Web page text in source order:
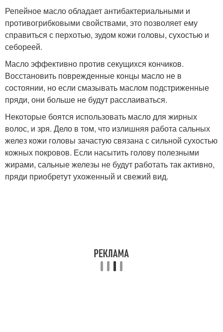
Репейное масло обладает антибактериальными и
противогрибковыми свойствами, это позволяет ему
справиться с перхотью, зудом кожи головы, сухостью и
себореей.
Масло эффективно против секущихся кончиков.
Восстановить поврежденные концы масло не в
состоянии, но если смазывать маслом подстриженные
пряди, они больше не будут расслаиваться.
Некоторые боятся использовать масло для жирных
волос, и зря. Дело в том, что излишняя работа сальных
желез кожи головы зачастую связана с сильной сухостью
кожных покровов. Если насытить голову полезными
жирами, сальные железы не будут работать так активно,
пряди приобретут ухоженный и свежий вид.